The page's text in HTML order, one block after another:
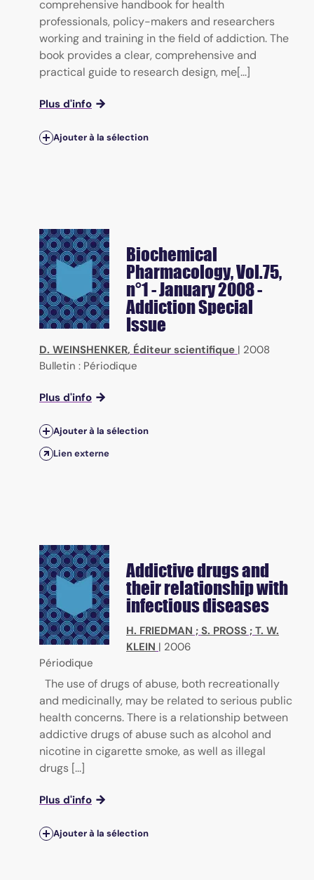
comprehensive handbook for health
professionals, policy-makers and researchers
working and training in the field of addiction. The
book provides a clear, comprehensive and
practical guide to research design, me[...]
Plus d'info
Ajouter à la sélection
Biochemical
Pharmacology, Vol.75,
n°1 - January 2008 -
Addiction Special
Issue
D. WEINSHENKER, Éditeur scientifique | 2008
Bulletin : Périodique
Plus d'info
Ajouter à la sélection
Lien externe
Addictive drugs and
their relationship with
infectious diseases
H. FRIEDMAN ; S. PROSS ; T. W.
KLEIN | 2006
Périodique
The use of drugs of abuse, both recreationally
and medicinally, may be related to serious public
health concerns. There is a relationship between
addictive drugs of abuse such as alcohol and
nicotine in cigarette smoke, as well as illegal
drugs [...]
Plus d'info
Ajouter à la sélection